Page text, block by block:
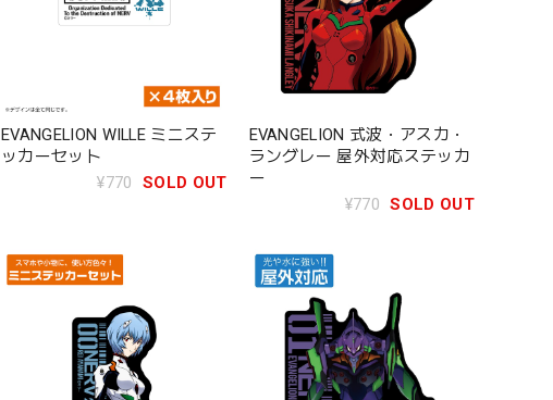
EVANGELION WILLE ミニステ
ッカーセット
¥770
SOLD OUT
EVANGELION 式波・アスカ・
ラングレー 屋外対応ステッカ
ー
¥770 SOLD OUT